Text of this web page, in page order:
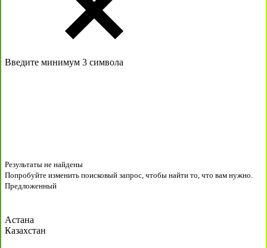
Введите минимум 3 символа
Результаты не найдены
Попробуйте изменить поисковый запрос, чтобы найти то, что вам нужно.
Предложенный
Астана
Казахстан